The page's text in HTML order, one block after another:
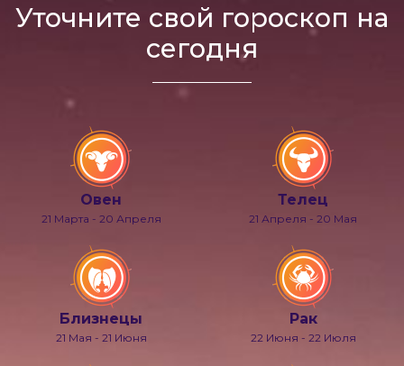
Уточните свой гороскоп на
сегодня
Овен
21 Марта - 20 Апреля
Телец
21 Апреля - 20 Мая
Близнецы
21 Мая - 21 Июня
Рак
22 Июня - 22 Июля